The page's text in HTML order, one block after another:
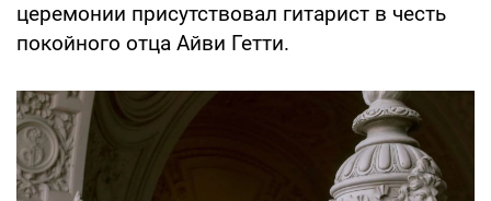
церемонии присутствовал гитарист в честь
покойного отца Айви Гетти.